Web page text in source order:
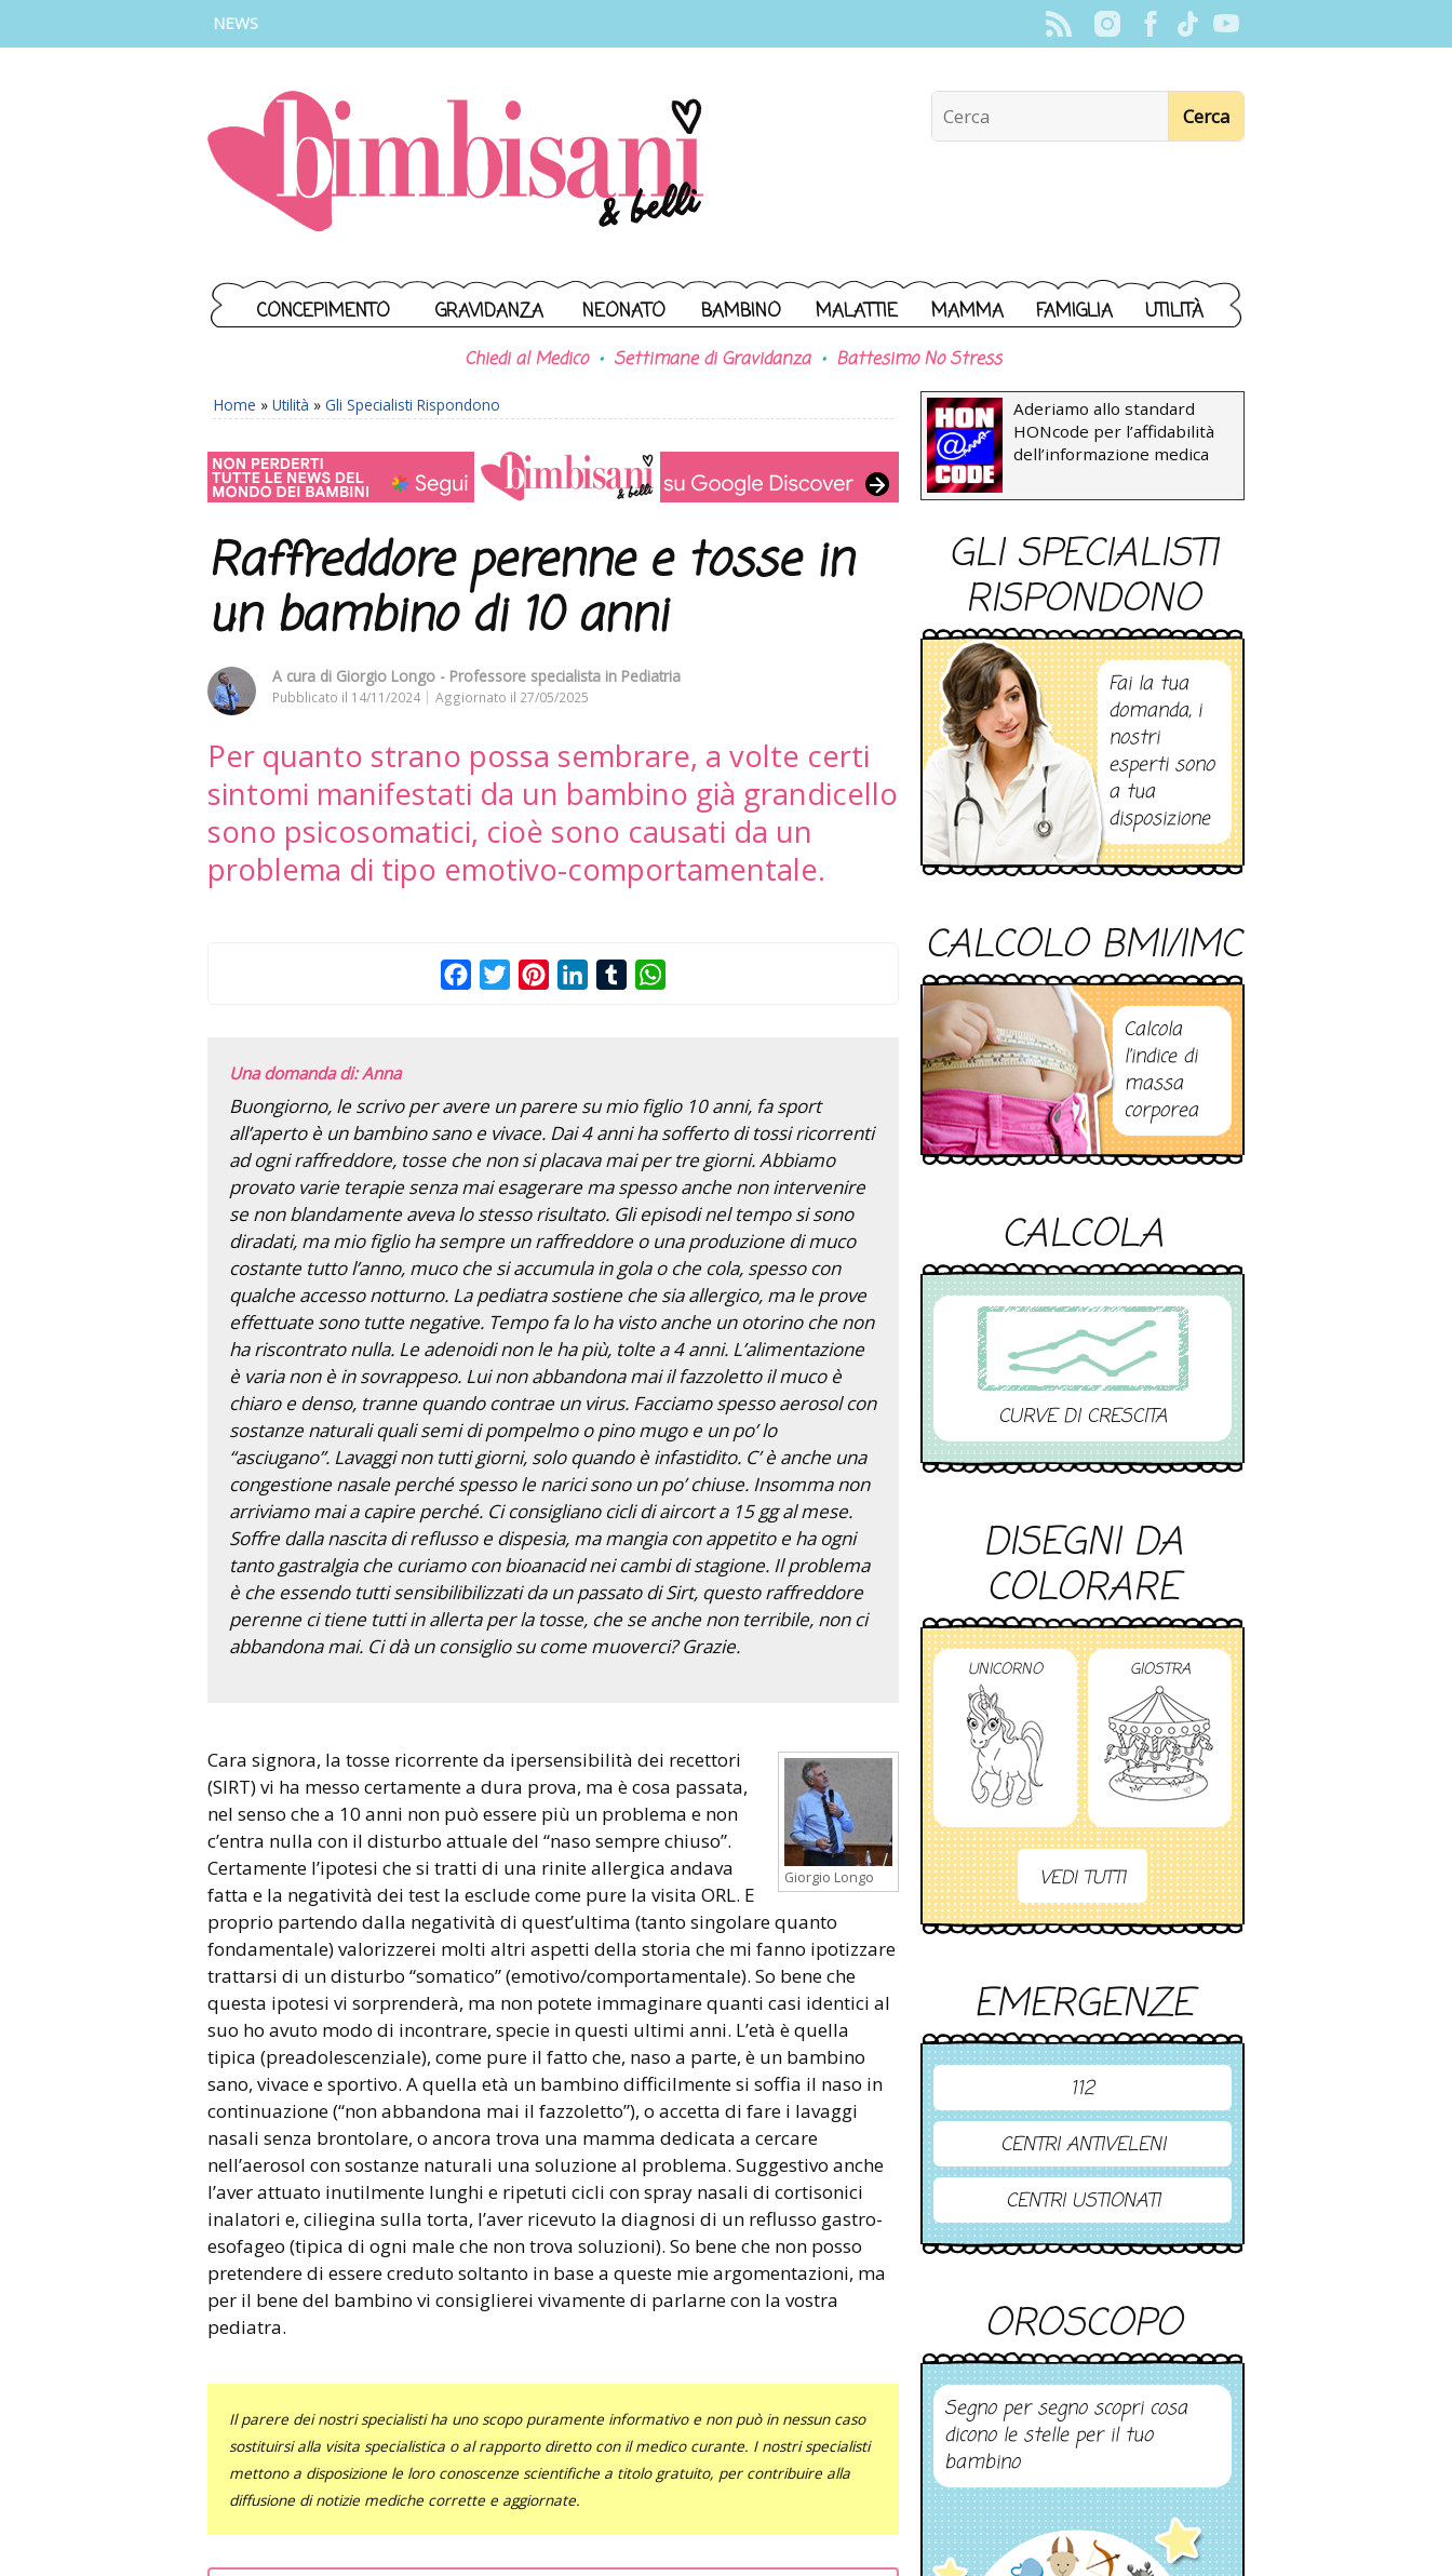
NEWS
CONCEPIMENTO GRAVIDANZA NEONATO BAMBINO MALATTIE MAMMA FAMIGLIA UTILITÀ
Chiedi al Medico Settimane di Gravidanza Battesimo No Stress
Home » Utilità » Gli Specialisti Rispondono
Raffreddore perenne e tosse in
un bambino di 10 anni
A cura di Giorgio Longo - Professore specialista in Pediatria
Pubblicato il 14/11/2024 Aggiornato il 27/05/2025
Per quanto strano possa sembrare, a volte certi
sintomi manifestati da un bambino già grandicello
sono psicosomatici, cioè sono causati da un
problema di tipo emotivo-comportamentale.
FacebookTwitterPinterestLinkedInTumblr
Una domanda di: Anna
Buongiorno, le scrivo per avere un parere su mio figlio 10 anni, fa sport
all’aperto è un bambino sano e vivace. Dai 4 anni ha sofferto di tossi ricorrenti
ad ogni raffreddore, tosse che non si placava mai per tre giorni. Abbiamo
provato varie terapie senza mai esagerare ma spesso anche non intervenire
se non blandamente aveva lo stesso risultato. Gli episodi nel tempo si sono
diradati, ma mio figlio ha sempre un raffreddore o una produzione di muco
costante tutto l’anno, muco che si accumula in gola o che cola, spesso con
qualche accesso notturno. La pediatra sostiene che sia allergico, ma le prove
effettuate sono tutte negative. Tempo fa lo ha visto anche un otorino che non
ha riscontrato nulla. Le adenoidi non le ha più, tolte a 4 anni. L’alimentazione
è varia non è in sovrappeso. Lui non abbandona mai il fazzoletto il muco è
chiaro e denso, tranne quando contrae un virus. Facciamo spesso aerosol con
sostanze naturali quali semi di pompelmo o pino mugo e un po’ lo
“asciugano”. Lavaggi non tutti giorni, solo quando è infastidito. C’ è anche una
congestione nasale perché spesso le narici sono un po’ chiuse. Insomma non
arriviamo mai a capire perché. Ci consigliano cicli di aircort a 15 gg al mese.
Soffre dalla nascita di reflusso e dispesia, ma mangia con appetito e ha ogni
tanto gastralgia che curiamo con bioanacid nei cambi di stagione. Il problema
è che essendo tutti sensibilibilizzati da un passato di Sirt, questo raffreddore
perenne ci tiene tutti in allerta per la tosse, che se anche non terribile, non ci
abbandona mai. Ci dà un consiglio su come muoverci? Grazie.
Giorgio Longo
Cara signora, la tosse ricorrente da ipersensibilità dei recettori
(SIRT) vi ha messo certamente a dura prova, ma è cosa passata,
nel senso che a 10 anni non può essere più un problema e non
c’entra nulla con il disturbo attuale del “naso sempre chiuso”.
Certamente l’ipotesi che si tratti di una rinite allergica andava
fatta e la negatività dei test la esclude come pure la visita ORL. E
proprio partendo dalla negatività di quest’ultima (tanto singolare quanto
fondamentale) valorizzerei molti altri aspetti della storia che mi fanno ipotizzare
trattarsi di un disturbo “somatico” (emotivo/comportamentale). So bene che
questa ipotesi vi sorprenderà, ma non potete immaginare quanti casi identici al
suo ho avuto modo di incontrare, specie in questi ultimi anni. L’età è quella
tipica (preadolescenziale), come pure il fatto che, naso a parte, è un bambino
sano, vivace e sportivo. A quella età un bambino difficilmente si soffia il naso in
continuazione (“non abbandona mai il fazzoletto”), o accetta di fare i lavaggi
nasali senza brontolare, o ancora trova una mamma dedicata a cercare
nell’aerosol con sostanze naturali una soluzione al problema. Suggestivo anche
l’aver attuato inutilmente lunghi e ripetuti cicli con spray nasali di cortisonici
inalatori e, ciliegina sulla torta, l’aver ricevuto la diagnosi di un reflusso gastro-
esofageo (tipica di ogni male che non trova soluzioni). So bene che non posso
pretendere di essere creduto soltanto in base a queste mie argomentazioni, ma
per il bene del bambino vi consiglierei vivamente di parlarne con la vostra
pediatra.
Il parere dei nostri specialisti ha uno scopo puramente informativo e non può in nessun caso
sostituirsi alla visita specialistica o al rapporto diretto con il medico curante. I nostri specialisti
mettono a disposizione le loro conoscenze scientifiche a titolo gratuito, per contribuire alla
diffusione di notizie mediche corrette e aggiornate.
Aderiamo allo standard
HONcode per l’affidabilità
dell’informazione medica
GLI SPECIALISTI
RISPONDONO
Fai la tua
domanda, i
nostri
esperti sono
a tua
disposizione
CALCOLO BMI/IMC
Calcola
l’indice di
massa
corporea
CALCOLA
CURVE DI CRESCITA
DISEGNI DA
COLORARE
UNICORNO GIOSTRA
VEDI TUTTI
EMERGENZE
112
CENTRI ANTIVELENI
CENTRI USTIONATI
OROSCOPO
Segno per segno scopri cosa
dicono le stelle per il tuo
bambino